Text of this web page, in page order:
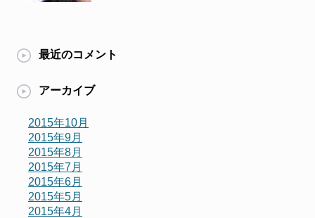
最近のコメント
アーカイブ
2015年10月
2015年9月
2015年8月
2015年7月
2015年6月
2015年5月
2015年4月